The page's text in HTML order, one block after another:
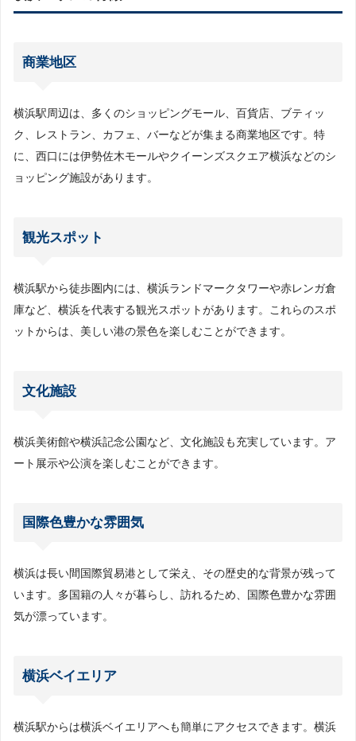
商業地区
横浜駅周辺は、多くのショッピングモール、百貨店、ブティッ
ク、レストラン、カフェ、バーなどが集まる商業地区です。特
に、西口には伊勢佐木モールやクイーンズスクエア横浜などのシ
ョッピング施設があります。
観光スポット
横浜駅から徒歩圏内には、横浜ランドマークタワーや赤レンガ倉
庫など、横浜を代表する観光スポットがあります。これらのスポ
ットからは、美しい港の景色を楽しむことができます。
文化施設
横浜美術館や横浜記念公園など、文化施設も充実しています。ア
ート展示や公演を楽しむことができます。
国際色豊かな雰囲気
横浜は長い間国際貿易港として栄え、その歴史的な背景が残って
います。多国籍の人々が暮らし、訪れるため、国際色豊かな雰囲
気が漂っています。
横浜ベイエリア
横浜駅からは横浜ベイエリアへも簡単にアクセスできます。横浜